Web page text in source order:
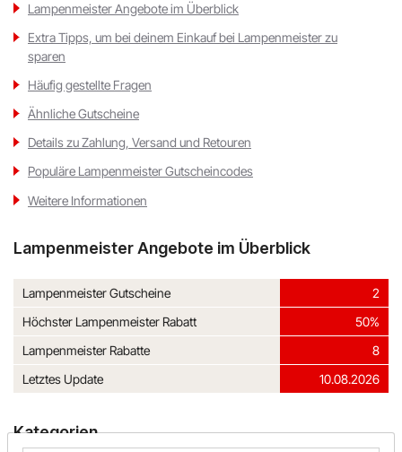
Lampenmeister Angebote im Überblick
Extra Tipps, um bei deinem Einkauf bei Lampenmeister zu
sparen
Häufig gestellte Fragen
Ähnliche Gutscheine
Details zu Zahlung, Versand und Retouren
Populäre Lampenmeister Gutscheincodes
Weitere Informationen
Lampenmeister Angebote im Überblick
Lampenmeister Gutscheine
2
Höchster Lampenmeister Rabatt
50%
Lampenmeister Rabatte
8
Letztes Update
10.08.2026
Kategorien